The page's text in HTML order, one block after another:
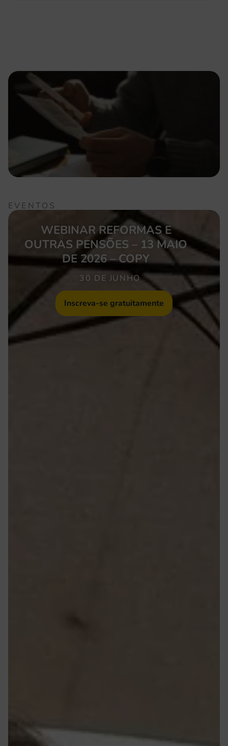
EVENTOS
WEBINAR REFORMAS E
OUTRAS PENSÕES – 13 MAIO
DE 2026 – COPY
30 DE JUNHO
Inscreva-se gratuitamente